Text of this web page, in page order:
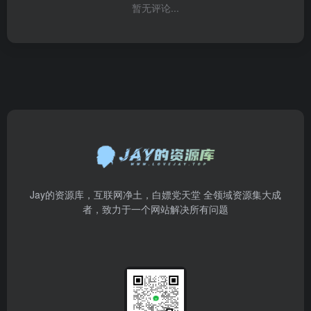
暂无评论...
Jay的资源库，互联网净土，白嫖党天堂 全领域资源集大成
者，致力于一个网站解决所有问题